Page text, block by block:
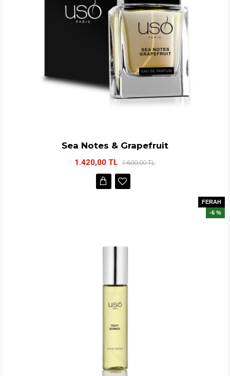
Sea Notes & Grapefruit
1.420,00 TL 1.600,00 TL
FERAH
-6 %